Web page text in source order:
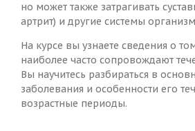
но может также затрагивать
артрит) и другие системы
На курсе вы узнаете сведения о
наиболее часто сопровождают
Вы научитесь разбираться в
заболевания и особенности его
возрастные периоды.